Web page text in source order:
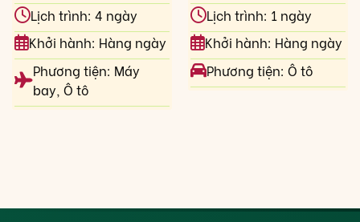
Lịch trình: 4 ngày
Khởi hành: Hàng ngày
Phương tiện: Máy
bay, Ô tô
Lịch trình: 1 ngày
Khởi hành: Hàng ngày
Phương tiện: Ô tô